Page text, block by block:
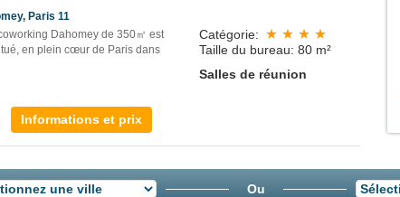
Paris 11
Dahomey de 350㎡ est
en plein cœur de Paris dans
Informations et prix
Catégorie:
Taille du bureau: 80 m²
Salles de réunion
Ou